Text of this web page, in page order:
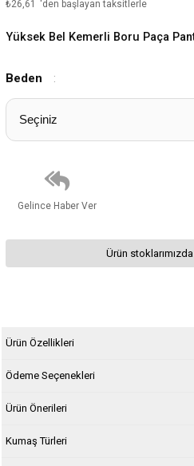
₺26,61 'den başlayan taksitlerle
Yüksek Bel Kemerli Boru Paça
Beden :
Gelince Haber Ver
Ürün stoklarımızda
Ürün Özellikleri
Ödeme Seçenekleri
Ürün Önerileri
Kumaş Türleri